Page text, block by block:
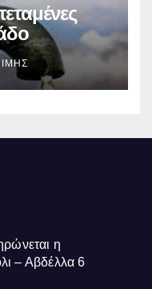
η
– Αβδέλλα 6